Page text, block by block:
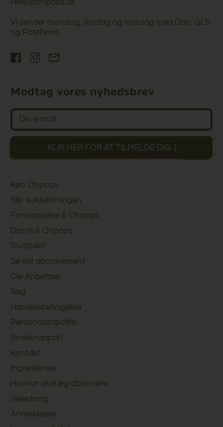
Hello@ohpops.dk
Vi sender mandag, tirsdag og torsdag med Dao, GLS
og PostNord
Facebook
Instagram
Email
Modtag vores nyhedsbrev
Vi har blot brug for din e-mail
KLIK HER FOR AT TILMELDE DIG :)
Køb Ohpops
Slip sukkertrangen
Forstoppelse & Ohpops
Diarré & Ohpops
Trustpilot
Se mit abonnement
Ole Anbefaler
Søg
Handelsbetingelser
Persondatapolitik
Smileyrapport
Kontakt
Ingredienser
Hvorfor skal jeg abonnere
Vejledning
Anmeldelser